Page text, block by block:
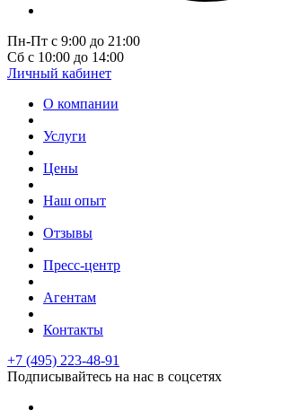
Пн-Пт с 9:00 до 21:00
Сб с 10:00 до 14:00
Личный кабинет
О компании
Услуги
Цены
Наш опыт
Отзывы
Пресс-центр
Агентам
Контакты
+7 (495) 223-48-91
Подписывайтесь на нас в соцсетях